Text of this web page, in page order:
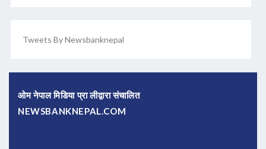
Tweets By Newsbanknepal
ओम नेपाल मिडिया प्रा लीद्वारा संचालित
NEWSBANKNEPAL.COM